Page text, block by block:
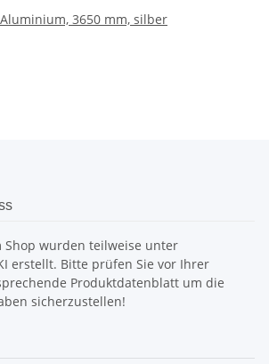
3650 mm, silber
Shop wurden teilweise unter
erstellt. Bitte prüfen Sie vor Ihrer
Produktdatenblatt um die
sicherzustellen!